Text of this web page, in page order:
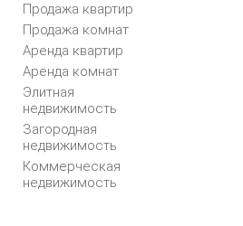
Продажа квартир
Продажа комнат
Аренда квартир
Аренда комнат
Элитная
недвижимость
Загородная
недвижимость
Коммерческая
недвижимость